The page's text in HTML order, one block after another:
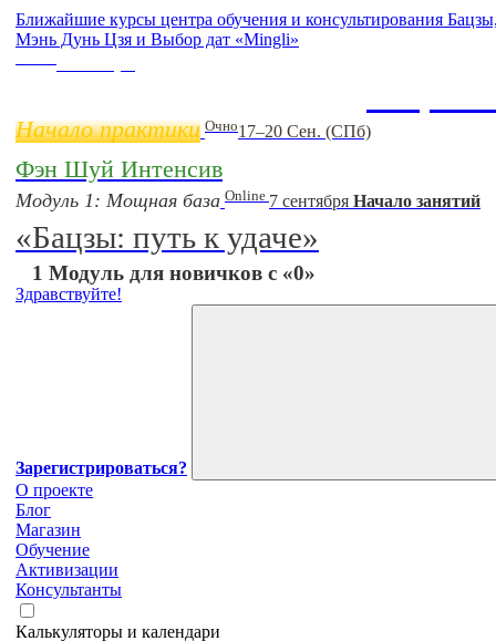
Ближайшие курсы центра обучения и консультирования
Мэнь Дунь Цзя и Выбор дат «Mingli»
Начало практики Очно17–20 Сен. (СПб)
Фэн Шуй Интенсив
Модуль 1: Мощная база Online 7 сентября Начало занятий
«Бацзы: путь к удаче»
1 Модуль для новичков с «0»
Здравствуйте!
Зарегистрироваться?
О проекте
Блог
Магазин
Обучение
Активизации
Консультанты
Калькуляторы и календари